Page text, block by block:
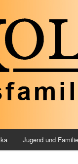
Jugend und Familie